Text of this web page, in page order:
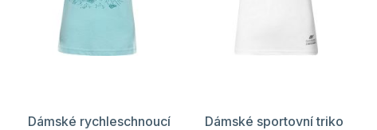
Dámské rychleschnoucí
Dámské sportovní triko